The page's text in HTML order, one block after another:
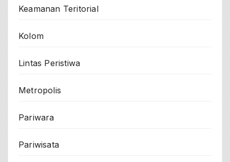
Keamanan Teritorial
Kolom
Lintas Peristiwa
Metropolis
Pariwara
Pariwisata